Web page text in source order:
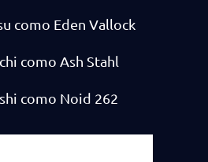
como Eden Vallock
como Ash Stahl
como Noid 262